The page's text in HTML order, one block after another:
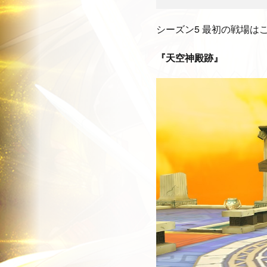
シーズン5 最初の戦場は
『天空神殿跡』